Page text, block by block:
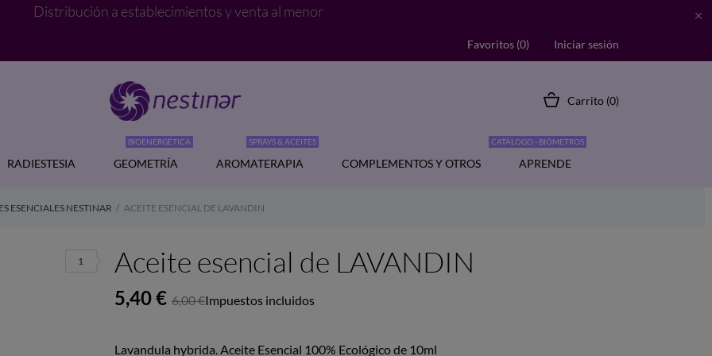
Distribución a establecimientos y venta al menor 
Favoritos (0) Iniciar sesión
Carrito (0)
RADIESTESIA GEOMETRÍA
BIOENERGÉTICA
AROMATERAPIA
SPRAYS & ACEITES
COMPLEMENTOS Y OTROS APRENDE
CATÁLOGO - BIÓMETROS
ESENCIALES NESTINAR ACEITE ESENCIAL DE LAVANDIN
Aceite esencial de LAVANDIN
5,40 € 6,00 €Impuestos incluidos
Lavandula hybrida. Aceite Esencial 100% Ecológico de 10ml
1